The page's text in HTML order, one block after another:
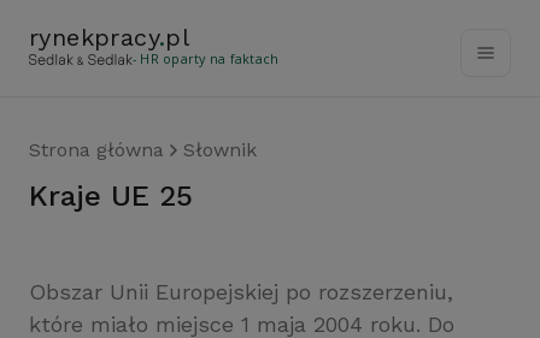
rynekpracy.pl
- HR oparty na faktach
Strona główna Słownik
kraje UE 25
Obszar Unii Europejskiej po rozszerzeniu,
które miało miejsce 1 maja 2004 roku. Do